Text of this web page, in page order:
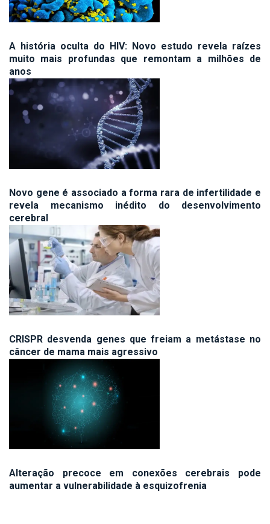
A história oculta do HIV: Novo estudo revela raízes
muito mais profundas que remontam a milhões de
anos
Novo gene é associado a forma rara de infertilidade e
revela mecanismo inédito do desenvolvimento
cerebral
CRISPR desvenda genes que freiam a metástase no
câncer de mama mais agressivo
Alteração precoce em conexões cerebrais pode
aumentar a vulnerabilidade à esquizofrenia